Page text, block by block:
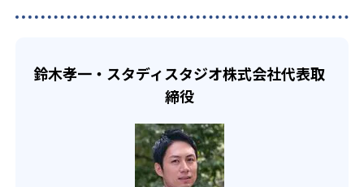
い中高生にも通室しやすい。また、教室によっては自宅か
部活や習い事と両立したい生徒向け
宿題の量や進め方に関しては、いつでも気軽に相談可能
鈴木孝一・スタディスタジオ株式会社代表取
締役